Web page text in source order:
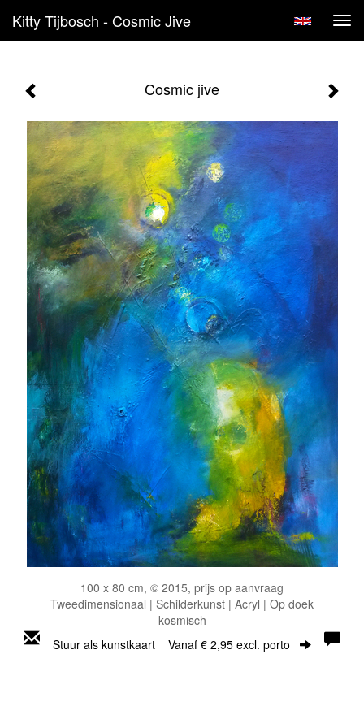
Kitty Tijbosch - Cosmic Jive
Cosmic jive
100 x 80 cm, © 2015, prijs op aanvraag
Tweedimensionaal | Schilderkunst | Acryl | Op doek
kosmisch
Stuur als kunstkaart Vanaf € 2,95 excl. porto